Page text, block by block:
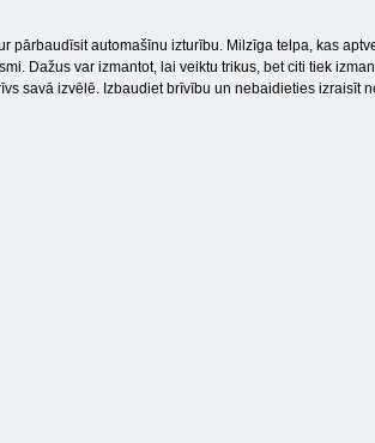
pārbaudīsit automašīnu izturību. Milzīga telpa, kas
Dažus var izmantot, lai veiktu trikus, bet citi tiek
savā izvēlē. Izbaudiet brīvību un nebaidieties izraisīt